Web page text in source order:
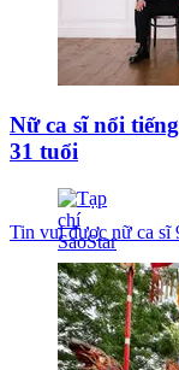
Nữ ca sĩ nổi
31 tuổi
Tin vui được nữ ca sĩ